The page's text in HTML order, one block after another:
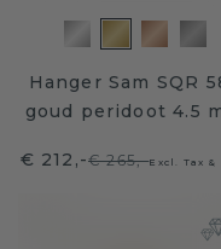
Hanger Sam SQR
goud peridoot 4.5
€ 212,-€ 265,-Excl. Tax &